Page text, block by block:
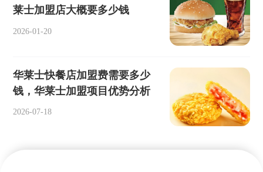
莱士加盟店大概要多少钱
2026-01-20
华莱士快餐店加盟费需要多少
钱，华莱士加盟项目优势分析
2026-07-18